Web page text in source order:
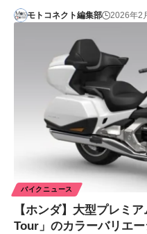
モトコネクト編集部 2026年2
バイクニュース
【ホンダ】大型プレミ
Tour」のカラーバリエ